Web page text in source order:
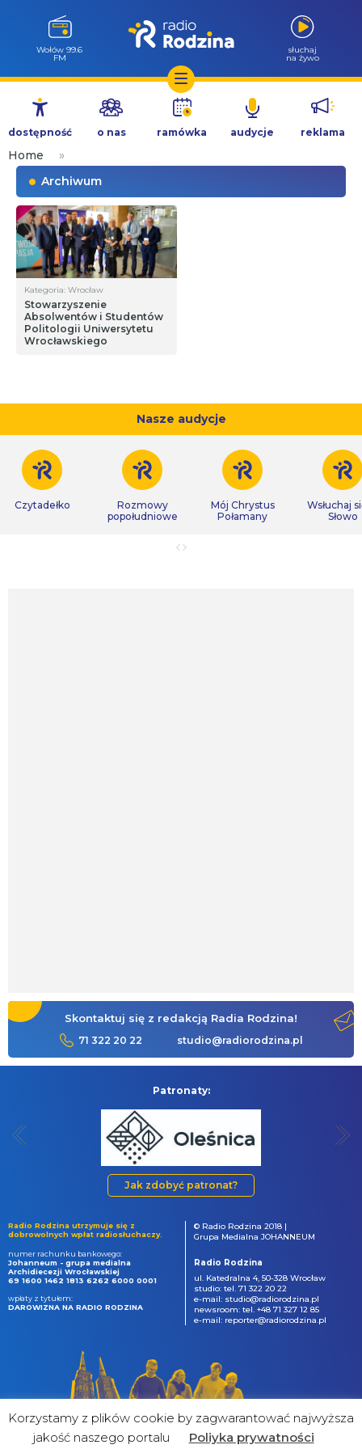
Przejdź
treści
Wołów 99.6
FM
słuchaj
na żywo
dostępność o nas ramówka audycje reklama
Home
»
Archiwum
Kategoria: Wrocław
Stowarzyszenie
Absolwentów i Studentów
Politologii Uniwersytetu
Wrocławskiego
Nasze audycje
Czytadełko
Rozmowy
popołudniowe
Mój Chrystus
Połamany
Wsłuchaj
Słowo
Skontaktuj się z redakcją Radia Rodzina!
71 322 20 22 studio@radiorodzina.pl
Patronaty:
Jak zdobyć patronat?
Radio Rodzina utrzymuje się z
dobrowolnych wpłat radiosłuchaczy.
numer rachunku bankowego:
Johanneum - grupa medialna
Archidiecezji Wrocławskiej
69 1600 1462 1813 6262 6000 0001
wpłaty z tytułem:
DAROWIZNA NA RADIO RODZINA
© Radio Rodzina 2018 |
Grupa Medialna JOHANNEUM
Radio Rodzina
ul. Katedralna 4, 50-328 Wrocław
studio: tel. 71 322 20 22
e-mail: studio@radiorodzina.pl
newsroom: tel. +48 71 327 12 85
e-mail: reporter@radiorodzina.pl
Korzystamy z plików cookie by zagwarantować najwyższa
jakość naszego portalu
Poliyka prywatności